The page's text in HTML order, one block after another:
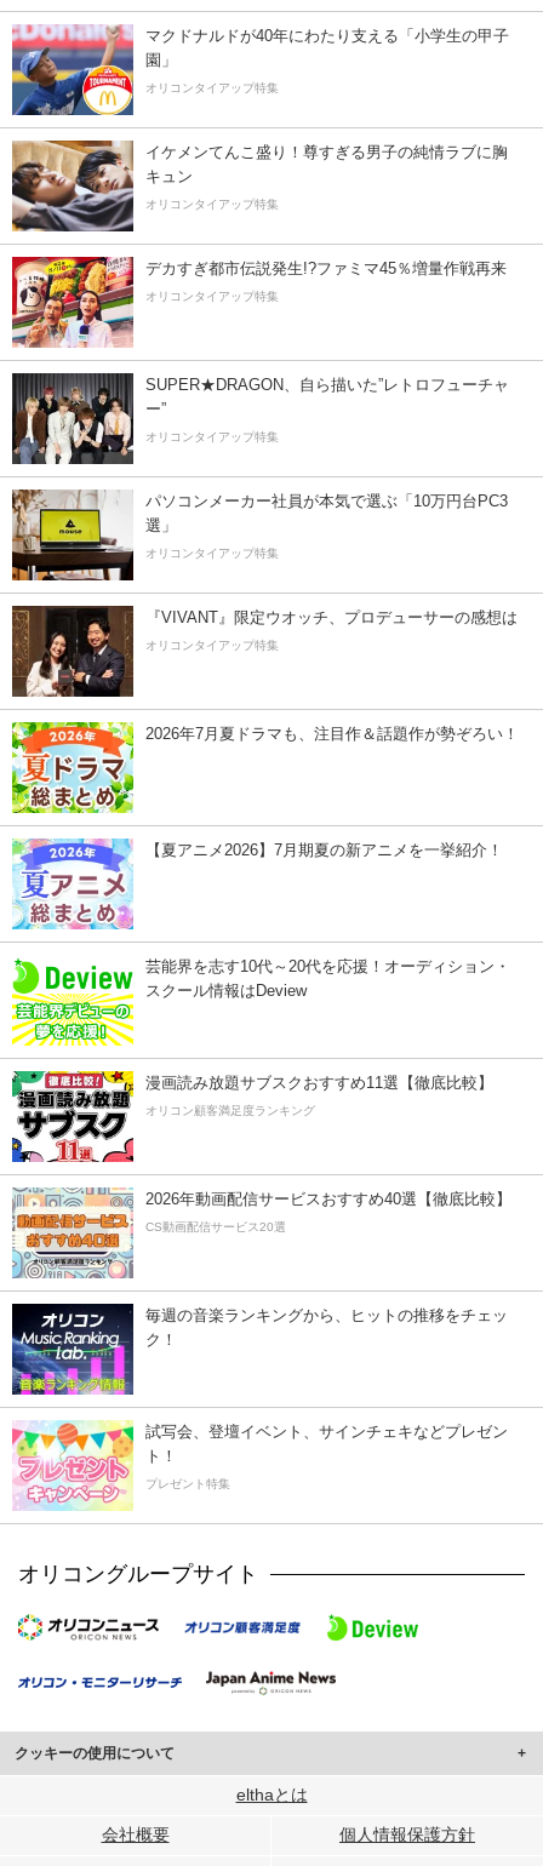
マクドナルドが40年にわたり支える「小学生の甲子
園」
オリコンタイアップ特集
イケメンてんこ盛り！尊すぎる男子の純情ラブに胸
キュン
オリコンタイアップ特集
デカすぎ都市伝説発生!?ファミマ45％増量作戦再来
オリコンタイアップ特集
SUPER★DRAGON、自ら描いた”レトロフューチャ
ー”
オリコンタイアップ特集
パソコンメーカー社員が本気で選ぶ「10万円台PC3
選」
オリコンタイアップ特集
『VIVANT』限定ウオッチ、プロデューサーの感想は
オリコンタイアップ特集
2026年7月夏ドラマも、注目作＆話題作が勢ぞろい！
【夏アニメ2026】7月期夏の新アニメを一挙紹介！
芸能界を志す10代～20代を応援！オーディション・
スクール情報はDeview
漫画読み放題サブスクおすすめ11選【徹底比較】
オリコン顧客満足度ランキング
2026年動画配信サービスおすすめ40選【徹底比較】
CS動画配信サービス20選
毎週の音楽ランキングから、ヒットの推移をチェッ
ク！
試写会、登壇イベント、サインチェキなどプレゼン
ト！
プレゼント特集
オリコングループサイト
クッキーの使用について
このサイトでは Cookie を使用して、ユーザーに合わせたコンテンツや広告の
行っています。
elthaとは
会社概要 個人情報保護方針